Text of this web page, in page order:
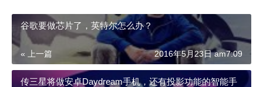
谷歌要做芯片了，英特尔怎么办？
« 上一篇 2016年5月23日 am7:09
传三星将做安卓Daydream手机，还有投影功能的智能手